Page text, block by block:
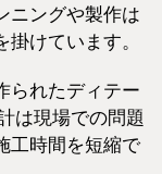
ニングや製作は
けています。
られたディテー
は現場での問題
工時間を短縮で